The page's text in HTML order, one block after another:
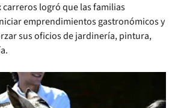
carreros logró que las familias
emprendimientos gastronómicos y
sus oficios de jardinería, pintura,